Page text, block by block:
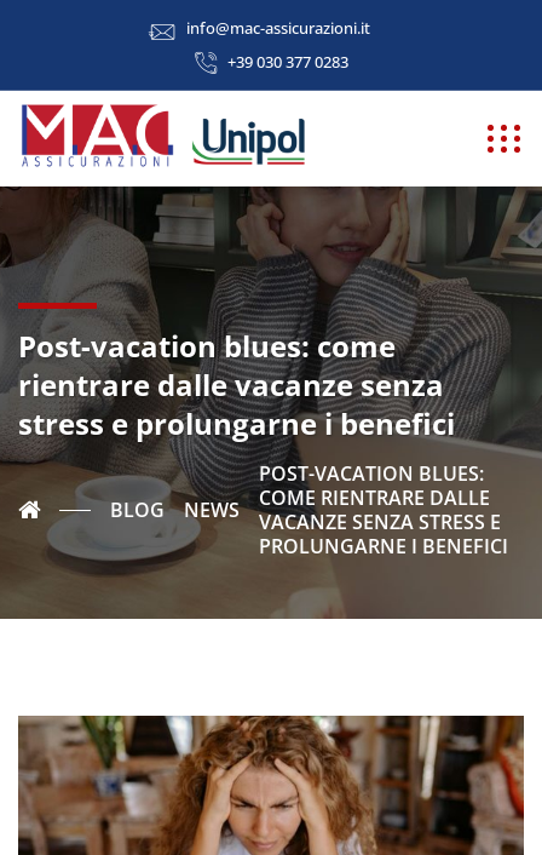
info@mac-assicurazioni.it
+39 030 377 0283
Post-vacation blues: come
rientrare dalle vacanze senza
stress e prolungarne i benefici
BLOG NEWS
POST-VACATION BLUES:
COME RIENTRARE DALLE
VACANZE SENZA STRESS E
PROLUNGARNE I BENEFICI